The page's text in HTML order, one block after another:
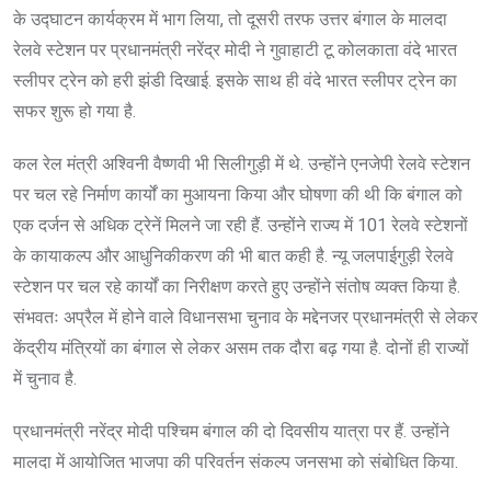
के उद्घाटन कार्यक्रम में भाग लिया, तो दूसरी तरफ उत्तर बंगाल के मालदा
रेलवे स्टेशन पर प्रधानमंत्री नरेंद्र मोदी ने गुवाहाटी टू कोलकाता वंदे भारत
स्लीपर ट्रेन को हरी झंडी दिखाई. इसके साथ ही वंदे भारत स्लीपर ट्रेन का
सफर शुरू हो गया है.
कल रेल मंत्री अश्विनी वैष्णवी भी सिलीगुड़ी में थे. उन्होंने एनजेपी रेलवे स्टेशन
पर चल रहे निर्माण कार्यों का मुआयना किया और घोषणा की थी कि बंगाल को
एक दर्जन से अधिक ट्रेनें मिलने जा रही हैं. उन्होंने राज्य में 101 रेलवे स्टेशनों
के कायाकल्प और आधुनिकीकरण की भी बात कही है. न्यू जलपाईगुड़ी रेलवे
स्टेशन पर चल रहे कार्यों का निरीक्षण करते हुए उन्होंने संतोष व्यक्त किया है.
संभवतः अप्रैल में होने वाले विधानसभा चुनाव के मद्देनजर प्रधानमंत्री से लेकर
केंद्रीय मंत्रियों का बंगाल से लेकर असम तक दौरा बढ़ गया है. दोनों ही राज्यों
में चुनाव है.
प्रधानमंत्री नरेंद्र मोदी पश्चिम बंगाल की दो दिवसीय यात्रा पर हैं. उन्होंने
मालदा में आयोजित भाजपा की परिवर्तन संकल्प जनसभा को संबोधित किया.